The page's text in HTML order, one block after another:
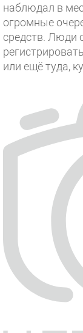
наблюдал в
огромные
средств. Люди
или ещё туда,